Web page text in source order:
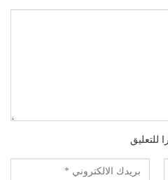
للتعليق